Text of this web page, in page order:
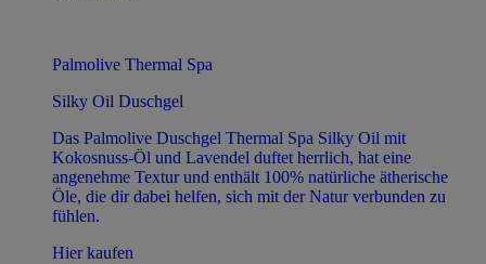
Palmolive Thermal Spa
Silky Oil Duschgel
Das Palmolive Duschgel Thermal Spa Silky Oil mit
Kokosnuss-Öl und Lavendel duftet herrlich, hat eine
angenehme Textur und enthält 100% natürliche ätherische
Öle, die dir dabei helfen, sich mit der Natur verbunden zu
fühlen.
Hier kaufen